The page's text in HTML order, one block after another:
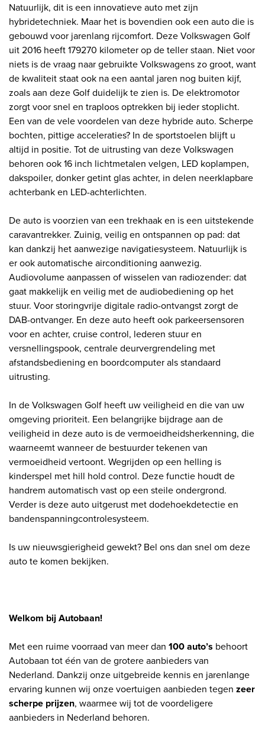
Natuurlijk, dit is een innovatieve auto met zijn
hybridetechniek. Maar het is bovendien ook een auto die is
gebouwd voor jarenlang rijcomfort. Deze Volkswagen Golf
uit 2016 heeft 179270 kilometer op de teller staan. Niet voor
niets is de vraag naar gebruikte Volkswagens zo groot, want
de kwaliteit staat ook na een aantal jaren nog buiten kijf,
zoals aan deze Golf duidelijk te zien is. De elektromotor
zorgt voor snel en traploos optrekken bij ieder stoplicht.
Een van de vele voordelen van deze hybride auto. Scherpe
bochten, pittige acceleraties? In de sportstoelen blijft u
altijd in positie. Tot de uitrusting van deze Volkswagen
behoren ook 16 inch lichtmetalen velgen, LED koplampen,
dakspoiler, donker getint glas achter, in delen neerklapbare
achterbank en LED-achterlichten.
De auto is voorzien van een trekhaak en is een uitstekende
caravantrekker. Zuinig, veilig en ontspannen op pad: dat
kan dankzij het aanwezige navigatiesysteem. Natuurlijk is
er ook automatische airconditioning aanwezig.
Audiovolume aanpassen of wisselen van radiozender: dat
gaat makkelijk en veilig met de audiobediening op het
stuur. Voor storingvrije digitale radio-ontvangst zorgt de
DAB-ontvanger. En deze auto heeft ook parkeersensoren
voor en achter, cruise control, lederen stuur en
versnellingspook, centrale deurvergrendeling met
afstandsbediening en boordcomputer als standaard
uitrusting.
In de Volkswagen Golf heeft uw veiligheid en die van uw
omgeving prioriteit. Een belangrijke bijdrage aan de
veiligheid in deze auto is de vermoeidheidsherkenning, die
waarneemt wanneer de bestuurder tekenen van
vermoeidheid vertoont. Wegrijden op een helling is
kinderspel met hill hold control. Deze functie houdt de
handrem automatisch vast op een steile ondergrond.
Verder is deze auto uitgerust met dodehoekdetectie en
bandenspanningcontrolesysteem.
Is uw nieuwsgierigheid gewekt? Bel ons dan snel om deze
auto te komen bekijken.
Welkom bij Autobaan!
Met een ruime voorraad van meer dan 100auto’s behoort
Autobaan tot één van de grotere aanbieders van
Nederland. Dankzij onze uitgebreide kennis en jarenlange
ervaring kunnen wij onze voertuigen aanbieden tegen zeer
scherpe prijzen, waarmee wij tot de voordeligere
aanbieders in Nederland behoren.